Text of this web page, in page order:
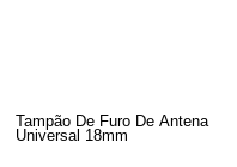
Tampão De Furo De Antena
Universal 18mm